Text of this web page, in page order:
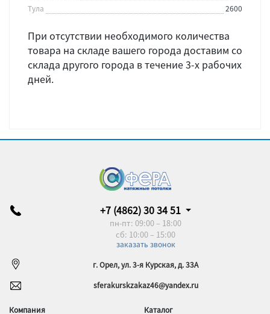
Тула
2600
При отсутствии необходимого количества
товара на складе вашего города доставим со
склада другого города в течение 3-х рабочих
дней.
+7 (4862) 30 34 51
пн-пт: 09:00 – 18:00
сб: 10:00 – 15:00
заказать звонок
г. Орел, ул. 3-я Курская, д. 33А
sferakurskzakaz46@yandex.ru
Компания Каталог